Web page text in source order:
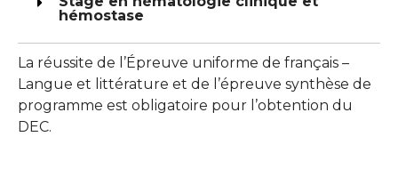
hémostase
La réussite de l’Épreuve uniforme de français –
Langue et littérature et de l’épreuve synthèse de
programme est obligatoire pour l’obtention du
DEC.